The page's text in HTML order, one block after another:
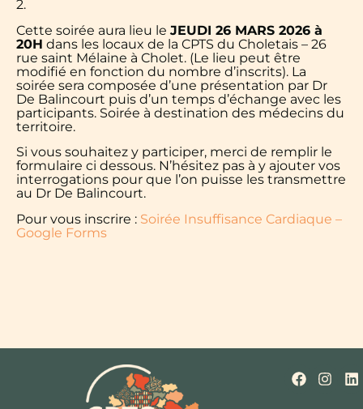
2.
Cette soirée aura lieu le JEUDI 26 MARS 2026 à
20H dans les locaux de la CPTS du Choletais – 26
rue saint Mélaine à Cholet. (Le lieu peut être
modifié en fonction du nombre d’inscrits). La
soirée sera composée d’une présentation par Dr
De Balincourt puis d’un temps d’échange avec les
participants. Soirée à destination des médecins du
territoire.
Si vous souhaitez y participer, merci de remplir le
formulaire ci dessous. N’hésitez pas à y ajouter vos
interrogations pour que l’on puisse les transmettre
au Dr De Balincourt.
Pour vous inscrire : Soirée Insuffisance Cardiaque –
Google Forms